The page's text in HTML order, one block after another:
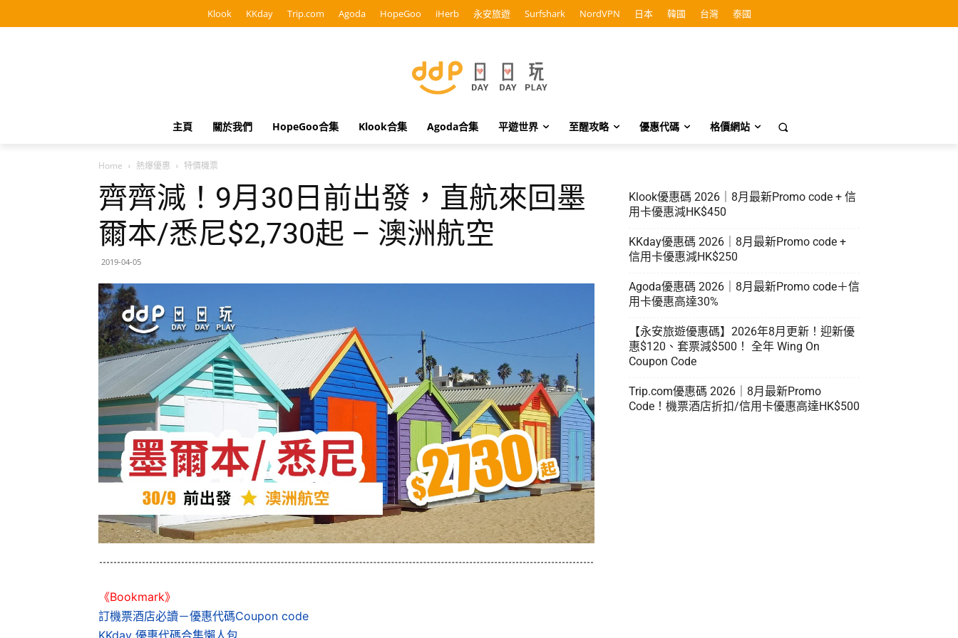
Klook KKday Trip.com Agoda HopeGoo iHerb 永安旅遊 Surfshark NordVPN 日本 韓國 台灣 泰國
主頁 關於我們 HopeGoo合集 Klook合集 Agoda合集 平遊世界 至醒攻略 優惠代碼 格價網站
Home 熱爆優惠 特價機票
齊齊減！9月30日前出發，直航來回墨
爾本/悉尼$2,730起 – 澳洲航空
2019-04-05
《Bookmark》
訂機票酒店必讀－優惠代碼Coupon code
Klook優惠碼 2026｜8月最新Promo code + 信
用卡優惠減HK$450
KKday優惠碼 2026｜8月最新Promo code +
信用卡優惠減HK$250
Agoda優惠碼 2026｜8月最新Promo code＋信
用卡優惠高達30%
【永安旅遊優惠碼】2026年8月更新！迎新優
惠$120、套票減$500！ 全年 Wing On
Coupon Code
Trip.com優惠碼 2026｜8月最新Promo
Code！機票酒店折扣/信用卡優惠高達HK$500